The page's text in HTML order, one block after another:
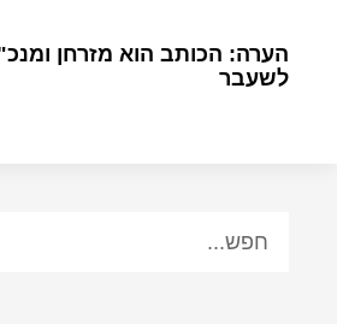
הערה: הכותב הוא מזרחן
לשעבר